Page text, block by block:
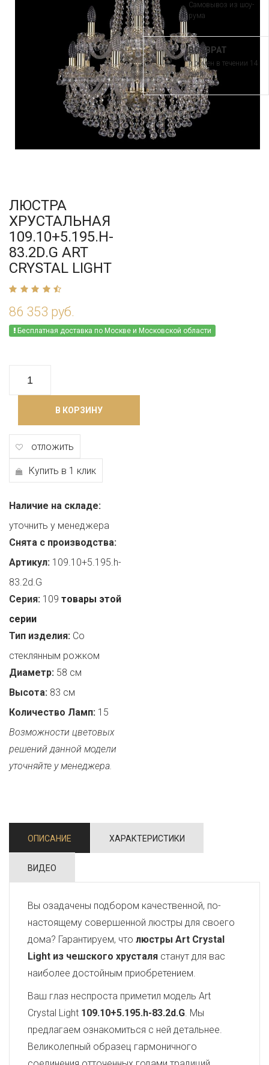
ЛЮСТРА
ХРУСТАЛЬНАЯ
109.10+5.195.H-
83.2D.G ART
CRYSTAL LIGHT
86 353 руб.
Бесплатная доставка по Москве и Московской области
В КОРЗИНУ
отложить
Купить в 1 клик
Наличие на складе:
уточнить у менеджера
Снята с производства:
Артикул: 109.10+5.195.h-
83.2d.G
Серия: 109 товары этой
серии
Тип изделия: Со
стеклянным рожком
Диаметр: 58 см
Высота: 83 см
Количество Ламп: 15
Возможности цветовых
решений данной модели
уточняйте у менеджера.
Самовывоз из шоу-
рума
ВОЗВРАТ
и обмен в течении 14
дней
ОПИСАНИЕ ХАРАКТЕРИСТИКИ
ВИДЕО
Вы озадачены подбором качественной, по-
настоящему совершенной люстры для своего
дома? Гарантируем, что люстры Art Crystal
Light из чешского хрусталя станут для вас
наиболее достойным приобретением.
Ваш глаз неспроста приметил модель Art
Crystal Light 109.10+5.195.h-83.2d.G. Мы
предлагаем ознакомиться с ней детальнее.
Великолепный образец гармоничного